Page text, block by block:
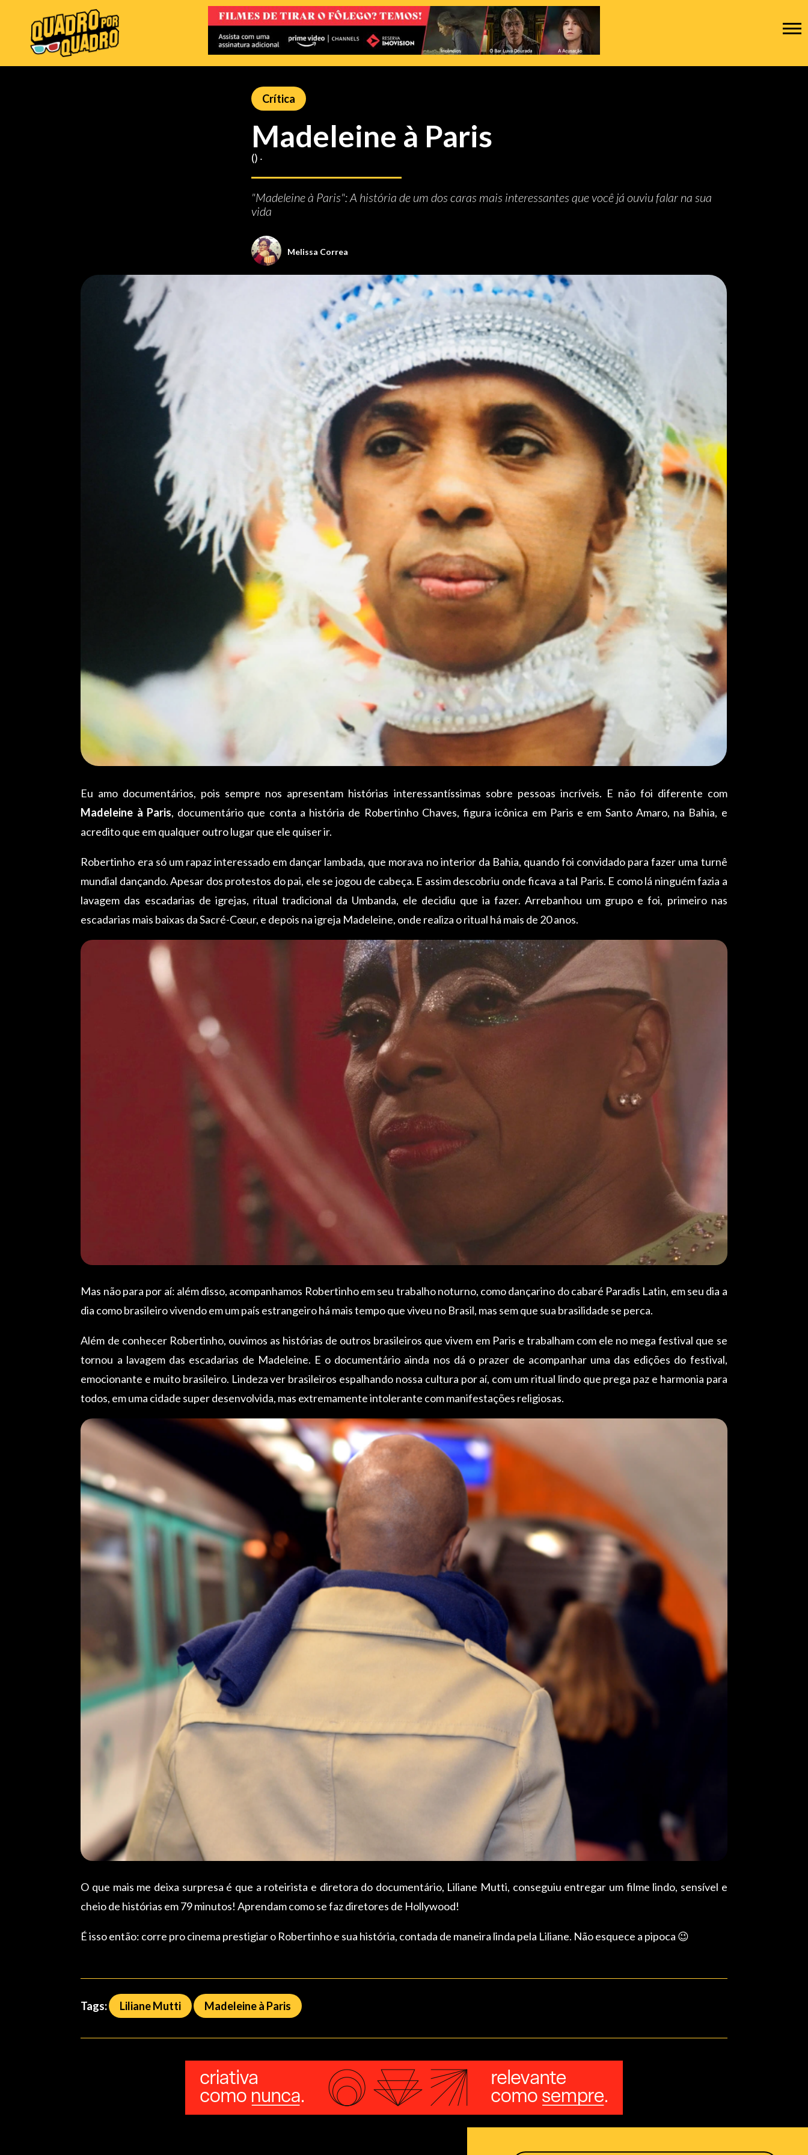
Crítica
Madeleine à Paris
() ‧
"Madeleine à Paris": A história de um dos caras mais interessantes que você já ouviu falar na sua
vida
Melissa Correa
Eu amo documentários, pois sempre nos apresentam histórias interessantíssimas sobre pessoas incríveis. E não foi diferente com
Madeleine à Paris, documentário que conta a história de Robertinho Chaves, figura icônica em Paris e em Santo Amaro, na Bahia, e
acredito que em qualquer outro lugar que ele quiser ir.
Robertinho era só um rapaz interessado em dançar lambada, que morava no interior da Bahia, quando foi convidado para fazer uma turnê
mundial dançando. Apesar dos protestos do pai, ele se jogou de cabeça. E assim descobriu onde ficava a tal Paris. E como lá ninguém fazia a
lavagem das escadarias de igrejas, ritual tradicional da Umbanda, ele decidiu que ia fazer. Arrebanhou um grupo e foi, primeiro nas
escadarias mais baixas da Sacré-Cœur, e depois na igreja Madeleine, onde realiza o ritual há mais de 20 anos.
Mas não para por aí: além disso, acompanhamos Robertinho em seu trabalho noturno, como dançarino do cabaré Paradis Latin, em seu dia a
dia como brasileiro vivendo em um país estrangeiro há mais tempo que viveu no Brasil, mas sem que sua brasilidade se perca.
Além de conhecer Robertinho, ouvimos as histórias de outros brasileiros que vivem em Paris e trabalham com ele no mega festival que se
tornou a lavagem das escadarias de Madeleine. E o documentário ainda nos dá o prazer de acompanhar uma das edições do festival,
emocionante e muito brasileiro. Lindeza ver brasileiros espalhando nossa cultura por aí, com um ritual lindo que prega paz e harmonia para
todos, em uma cidade super desenvolvida, mas extremamente intolerante com manifestações religiosas.
O que mais me deixa surpresa é que a roteirista e diretora do documentário, Liliane Mutti, conseguiu entregar um filme lindo, sensível e
cheio de histórias em 79 minutos! Aprendam como se faz diretores de Hollywood!
É isso então: corre pro cinema prestigiar o Robertinho e sua história, contada de maneira linda pela Liliane. Não esquece a pipoca 😉
Tags: Liliane Mutti Madeleine à Paris